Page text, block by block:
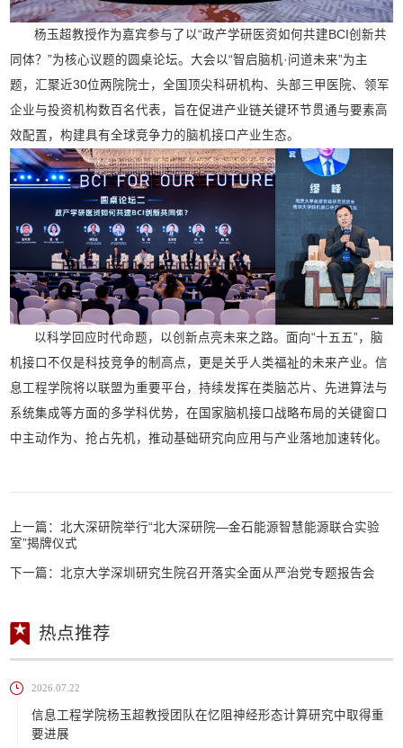
杨玉超教授作为嘉宾参与了以“政产学研医资如何共建BCI创新共
同体？”为核心议题的圆桌论坛。大会以“智启脑机·问道未来”为主
题，汇聚近30位两院院士，全国顶尖科研机构、头部三甲医院、领军
企业与投资机构数百名代表，旨在促进产业链关键环节贯通与要素高
效配置，构建具有全球竞争力的脑机接口产业生态。
以科学回应时代命题，以创新点亮未来之路。面向“十五五”，脑
机接口不仅是科技竞争的制高点，更是关乎人类福祉的未来产业。信
息工程学院将以联盟为重要平台，持续发挥在类脑芯片、先进算法与
系统集成等方面的多学科优势，在国家脑机接口战略布局的关键窗口
中主动作为、抢占先机，推动基础研究向应用与产业落地加速转化。
上一篇：北大深研院举行“北大深研院—金石能源智慧能源联合实验
室”揭牌仪式
下一篇：北京大学深圳研究生院召开落实全面从严治党专题报告会
热点推荐
2026.07.22
信息工程学院杨玉超教授团队在忆阻神经形态计算研究中取得重
要进展